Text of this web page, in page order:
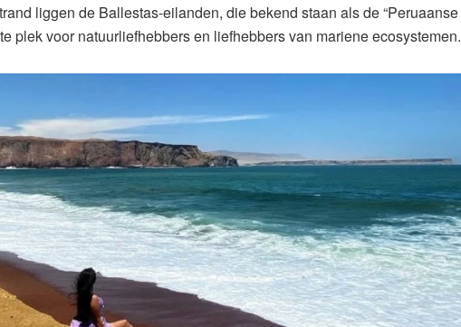
liggen de Ballestas-eilanden, die bekend staan als de “Peruaanse
plek voor natuurliefhebbers en liefhebbers van mariene ecosystemen.